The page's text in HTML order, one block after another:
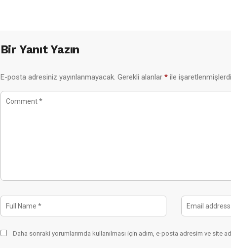
Bir Yanıt Yazın
E-posta adresiniz yayınlanmayacak. Gerekli alanlar *ile
Daha sonraki yorumlarımda kullanılması için adım, e-posta adresim ve site